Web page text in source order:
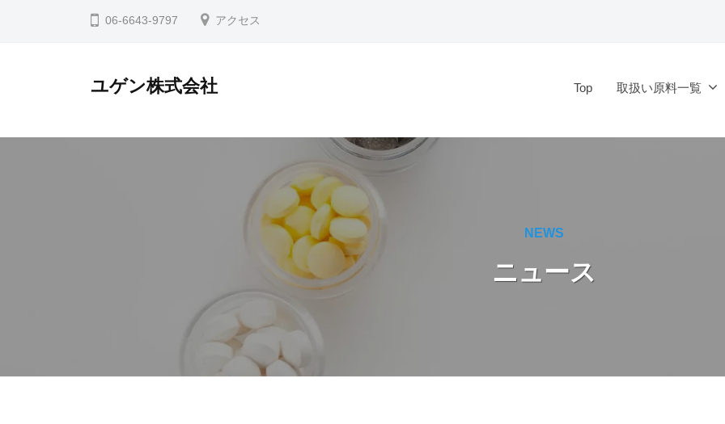
06-6643-9797 アクセス
ユゲン株式会社 Top 取扱い原料一覧
NEWS
ニュース